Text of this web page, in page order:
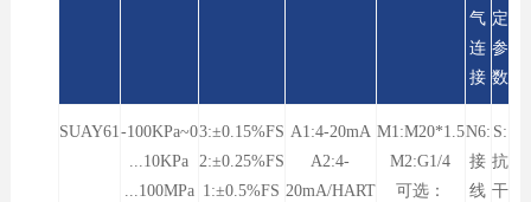
气
连
接
定
参
数
SUAY61-100KPa~0
...10KPa
...100MPa
3:±0.15%FS
2:±0.25%FS
1:±0.5%FS
A1:4-20mA
A2:4-
20mA/HART
M1:M20*1.5
M2:G1/4
可选：
N6:
接
线
S:
抗
干